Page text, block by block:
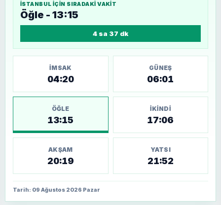
İSTANBUL IÇIN SIRADAKI VAKIT
Öğle - 13:15
4 sa 37 dk
İMSAK
04:20
GÜNEŞ
06:01
ÖĞLE
13:15
İKINDI
17:06
AKŞAM
20:19
YATSI
21:52
Tarih: 09 Ağustos 2026 Pazar